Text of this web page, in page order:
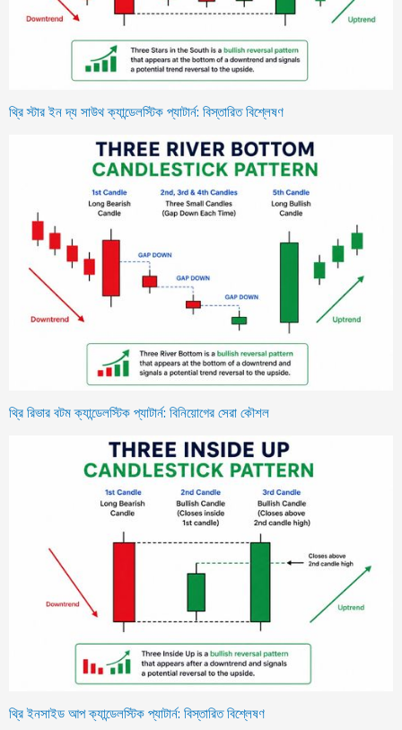
থ্রি স্টার ইন দ্য সাউথ ক্যান্ডেলস্টিক প্যাটার্ন: বিস্তারিত বিশ্লেষণ
থ্রি রিভার বটম ক্যান্ডেলস্টিক প্যাটার্ন: বিনিয়োগের সেরা কৌশল
থ্রি ইনসাইড আপ ক্যান্ডেলস্টিক প্যাটার্ন: বিস্তারিত বিশ্লেষণ